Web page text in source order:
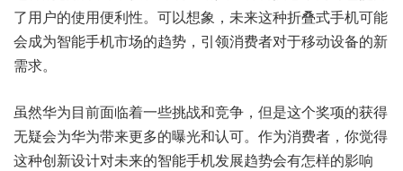
了用户的使用便利性。可以想象，未来这种折叠式手机可能
会成为智能手机市场的趋势，引领消费者对于移动设备的新
需求。
虽然华为目前面临着一些挑战和竞争，但是这个奖项的获得
无疑会为华为带来更多的曝光和认可。作为消费者，你觉得
这种创新设计对未来的智能手机发展趋势会有怎样的影响